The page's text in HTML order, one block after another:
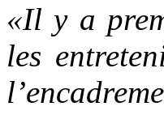
«Il y a
les